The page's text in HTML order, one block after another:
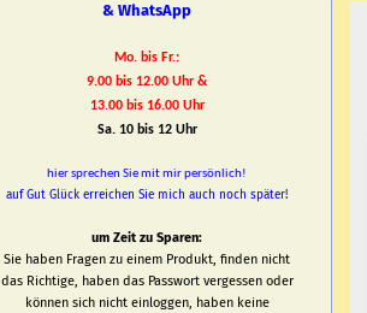
& WhatsApp
Mo. bis Fr.:
9.00 bis 12.00 Uhr &
13.00 bis 16.00 Uhr
Sa. 10 bis 12 Uhr
hier sprechen Sie mit mir persönlich!
auf Gut Glück erreichen Sie mich auch noch später!
um Zeit zu Sparen:
Sie haben Fragen zu einem Produkt, finden nicht
das Richtige, haben das Passwort vergessen oder
können sich nicht einloggen, haben keine